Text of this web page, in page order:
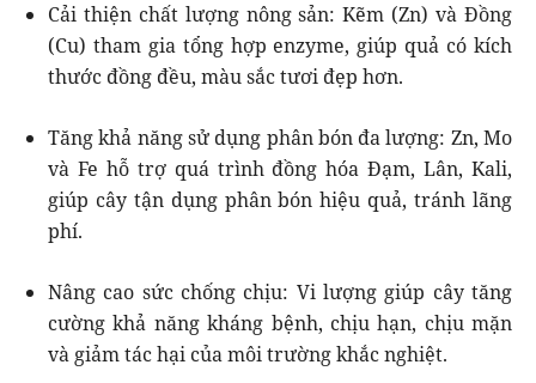
Cải thiện chất lượng nông sản: Kẽm (Zn) và Đồng
(Cu) tham gia tổng hợp enzyme, giúp quả có kích
thước đồng đều, màu sắc tươi đẹp hơn.
Tăng khả năng sử dụng phân bón đa lượng: Zn, Mo
và Fe hỗ trợ quá trình đồng hóa Đạm, Lân, Kali,
giúp cây tận dụng phân bón hiệu quả, tránh lãng
phí.
Nâng cao sức chống chịu: Vi lượng giúp cây tăng
cường khả năng kháng bệnh, chịu hạn, chịu mặn
và giảm tác hại của môi trường khắc nghiệt.